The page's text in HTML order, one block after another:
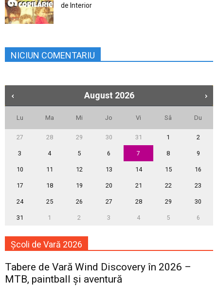
de Interior
NICIUN COMENTARIU
August 2026
Lu Ma Mi Jo Vi Sâ Du
27 28 29 30 31 1 2
3 4 5 6 7 8 9
10 11 12 13 14 15 16
17 18 19 20 21 22 23
24 25 26 27 28 29 30
31 1 2 3 4 5 6
Școli de Vară 2026
Tabere de Vară Wind Discovery în 2026 –
MTB, paintball și aventură